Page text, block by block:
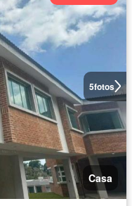
5fotos
Casa